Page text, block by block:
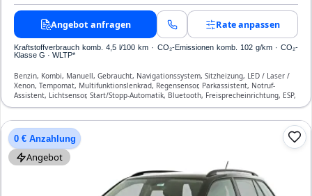
Angebot anfragen Rate anpassen
Kraftstoffverbrauch komb. 4,5 l/100 km · CO₂-Emissionen komb. 102 g/km · CO₂-
Klasse G · WLTP*
Benzin, Kombi, Manuell, Gebraucht, Navigationssystem, Sitzheizung, LED / Laser /
Xenon, Tempomat, Multifunktionslenkrad, Regensensor, Parkassistent, Notruf-
Assistent, Lichtsensor, Start/Stopp-Automatik, Bluetooth, Freisprecheinrichtung, ESP,
ABS, Klimaautomatik, Front- und Seiten-Airbags
0 € Anzahlung
Angebot